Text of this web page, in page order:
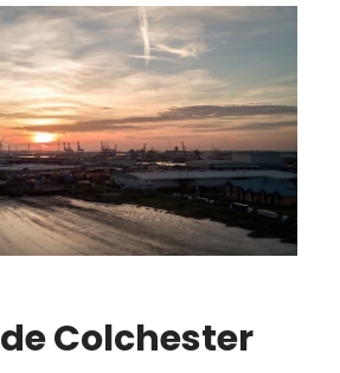
Colchester